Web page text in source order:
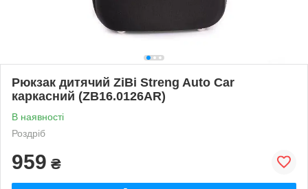
Рюкзак дитячий ZiBi Streng Auto Car
каркасний (ZB16.0126AR)
В наявності
Роздріб
959 ₴